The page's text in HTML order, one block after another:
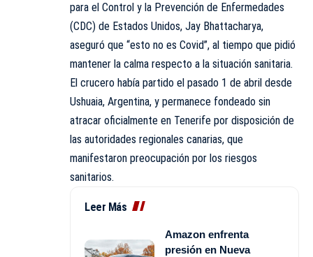
para el Control y la Prevención de Enfermedades
(CDC) de Estados Unidos, Jay Bhattacharya,
aseguró que “esto no es Covid”, al tiempo que pidió
mantener la calma respecto a la situación sanitaria.
El crucero había partido el pasado 1 de abril desde
Ushuaia, Argentina, y permanece fondeado sin
atracar oficialmente en Tenerife por disposición de
las autoridades regionales canarias, que
manifestaron preocupación por los riesgos
sanitarios.
Leer Más
Amazon enfrenta
presión en Nueva